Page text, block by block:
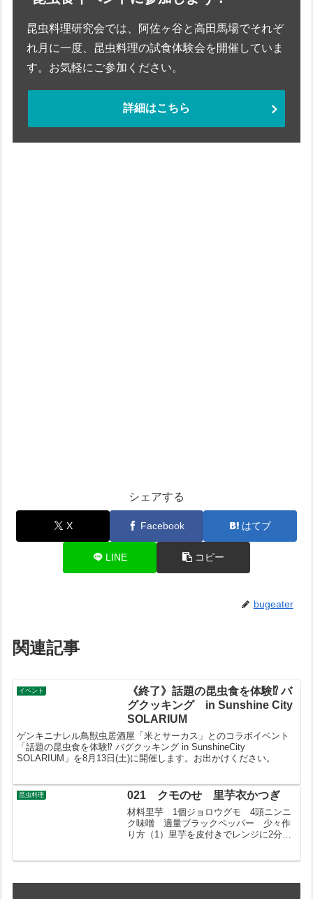
昆虫料理研究会では、阿佐ヶ谷と高田馬場でそれぞ
れ月に一度、昆虫料理の試食体験会を開催していま
す。お気軽にご参加ください。
詳細はこちら
シェアする
X Facebook はてブ
LINE コピー
bugeater
関連記事
イベント
《終了》話題の昆虫食を体験⁉ バ
グクッキング in Sunshine City
SOLARIUM
ゲンキニナレル鳥獣虫居酒屋「米とサーカス」とのコラボイベント
「話題の昆虫食を体験⁉ バグクッキング in SunshineCity
SOLARIUM」を8月13日(土)に開催します。お出かけください。
昆虫料理 021 クモのせ 里芋衣かつぎ
材料里芋 1個ジョロウグモ 4頭ニンニ
ク味噌 適量ブラックペッパー 少々作
り方（1）里芋を皮付きでレンジに2分か